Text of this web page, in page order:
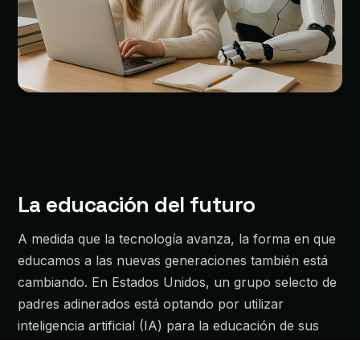
La educación del futuro
A medida que la tecnología avanza, la forma en que
educamos a las nuevas generaciones también está
cambiando. En Estados Unidos, un grupo selecto de
padres adinerados está optando por utilizar
inteligencia artificial (IA) para la educación de sus